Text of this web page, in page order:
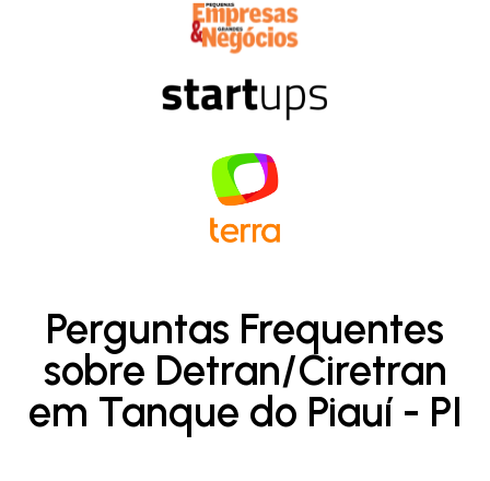
Perguntas Frequentes
sobre Detran/Ciretran
em Tanque do Piauí - PI